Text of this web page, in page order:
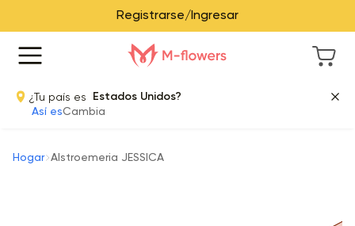
Registrarse/Ingresar
¿Tu país es
Estados Unidos?
Así esCambia
Hogar Alstroemeria JESSICA